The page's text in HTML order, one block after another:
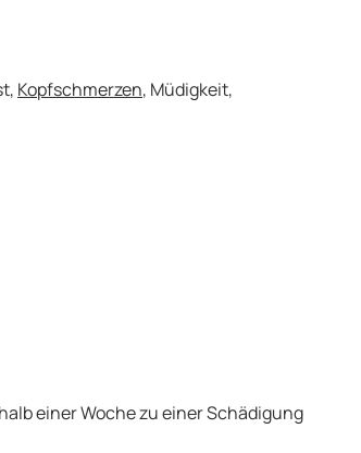
Kopfschmerzen, Müdigkeit,
einer Woche zu einer Schädigung